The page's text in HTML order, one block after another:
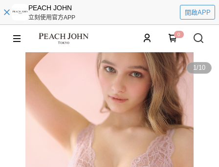
PEACH JOHN
立刻使用官方APP
開啟APP
0
1/10